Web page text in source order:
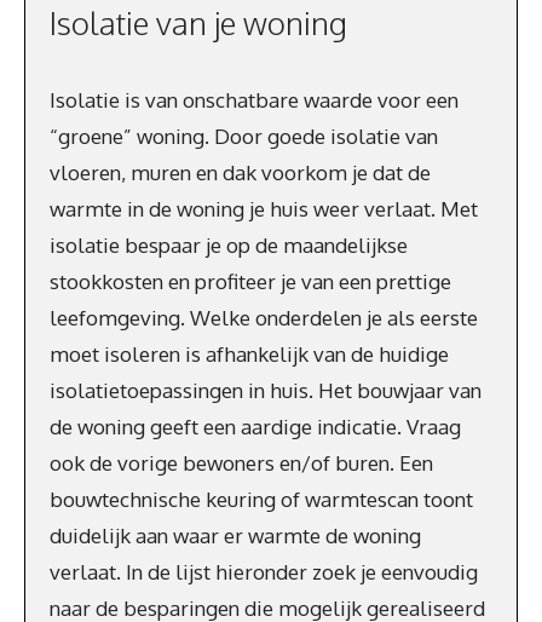
Isolatie van je woning
Isolatie is van onschatbare waarde voor een
“groene” woning. Door goede isolatie van
vloeren, muren en dak voorkom je dat de
warmte in de woning je huis weer verlaat. Met
isolatie bespaar je op de maandelijkse
stookkosten en profiteer je van een prettige
leefomgeving. Welke onderdelen je als eerste
moet isoleren is afhankelijk van de huidige
isolatietoepassingen in huis. Het bouwjaar van
de woning geeft een aardige indicatie. Vraag
ook de vorige bewoners en/of buren. Een
bouwtechnische keuring of warmtescan toont
duidelijk aan waar er warmte de woning
verlaat. In de lijst hieronder zoek je eenvoudig
naar de besparingen die mogelijk gerealiseerd